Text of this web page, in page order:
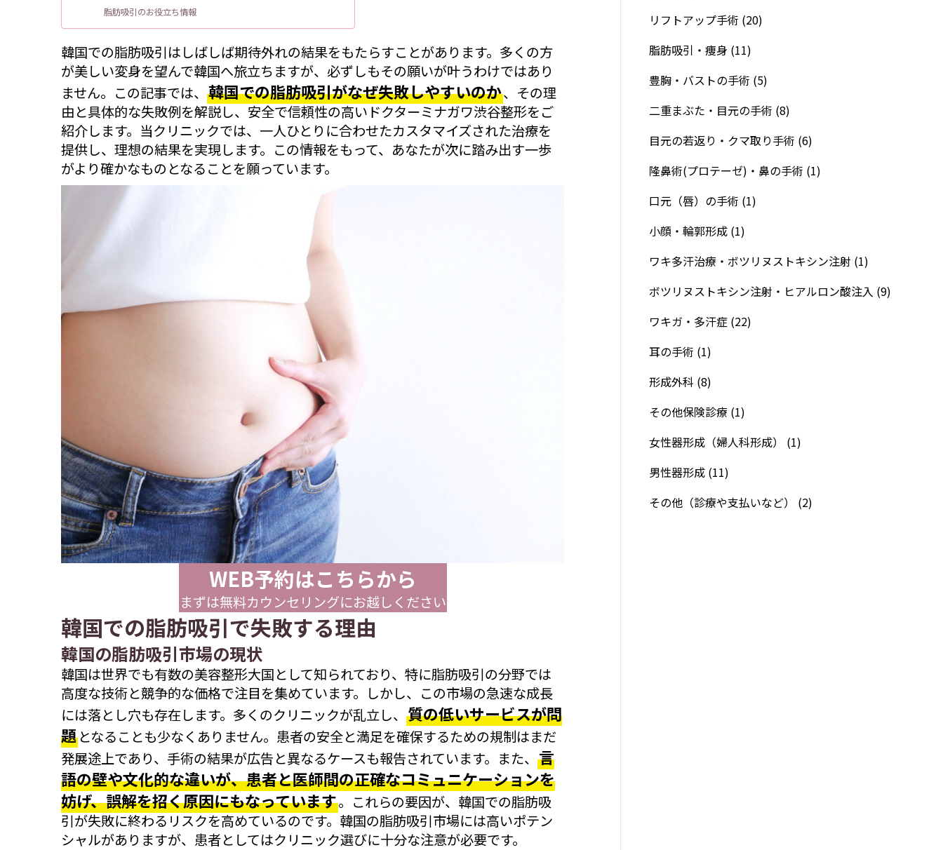
脂肪吸引のお役立ち情報
韓国での脂肪吸引はしばしば期待外れの結果をもたらすことがあります。多くの方
が美しい変身を望んで韓国へ旅立ちますが、必ずしもその願いが叶うわけではあり
ません。この記事では、 韓国での脂肪吸引がなぜ失敗しやすいのか、その理
由と具体的な失敗例を解説し、安全で信頼性の高いドクターミナガワ渋谷整形をご
紹介します。当クリニックでは、一人ひとりに合わせたカスタマイズされた治療を
提供し、理想の結果を実現します。この情報をもって、あなたが次に踏み出す一歩
がより確かなものとなることを願っています。
WEB予約はこちらから
まずは無料カウンセリングにお越しください
韓国での脂肪吸引で失敗する理由
韓国の脂肪吸引市場の現状
韓国は世界でも有数の美容整形大国として知られており、特に脂肪吸引の分野では
高度な技術と競争的な価格で注目を集めています。しかし、この市場の急速な成長
には落とし穴も存在します。多くのクリニックが乱立し、 質の低いサービスが問
題となることも少なくありません。患者の安全と満足を確保するための規制はまだ
発展途上であり、手術の結果が広告と異なるケースも報告されています。また、 言
語の壁や文化的な違いが、患者と医師間の正確なコミュニケーションを
妨げ、誤解を招く原因にもなっています。これらの要因が、韓国での脂肪吸
引が失敗に終わるリスクを高めているのです。韓国の脂肪吸引市場には高いポテン
シャルがありますが、患者としてはクリニック選びに十分な注意が必要です。
リフトアップ手術 (20)
脂肪吸引・痩身 (11)
豊胸・バストの手術 (5)
二重まぶた・目元の手術 (8)
目元の若返り・クマ取り手術 (6)
隆鼻術(プロテーゼ)・鼻の手術 (1)
口元（唇）の手術 (1)
小顔・輪郭形成 (1)
ワキ多汗治療・ボツリヌストキシン注射 (1)
ボツリヌストキシン注射・ヒアルロン酸注入 (9)
ワキガ・多汗症 (22)
耳の手術 (1)
形成外科 (8)
その他保険診療 (1)
女性器形成（婦人科形成）
(1)
男性器形成 (11)
その他（診療や支払いなど）
(2)